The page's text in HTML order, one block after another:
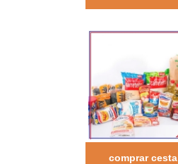
comprar cesta